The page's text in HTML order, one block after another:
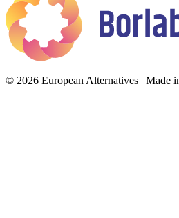
© 2026 European Alternatives | Made